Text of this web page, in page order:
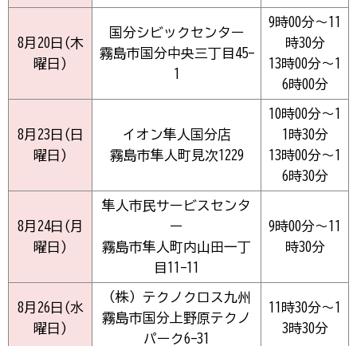
8月20日(木
曜日)
国分シビックセンター
霧島市国分中央三丁目45-
1
9時00分～11
時30分
13時00分～1
6時00分
8月23日(日
曜日)
イオン隼人国分店
霧島市隼人町見次1229
10時00分～1
1時30分
13時00分～1
6時30分
8月24日(月
曜日)
隼人市民サービスセンタ
ー
霧島市隼人町内山田一丁
目11-11
9時00分～11
時30分
8月26日(水
曜日)
（株）テクノクロス九州
霧島市国分上野原テクノ
パーク6-31
11時30分～1
3時30分